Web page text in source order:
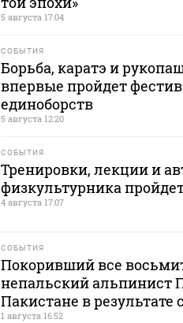
5 августа 17:04
СОБЫТИЯ
Борьба, каратэ и
впервые пройдет
единоборств
5 августа 12:20
СОБЫТИЯ
Тренировки, лекции и
физкультурника
4 августа 17:07
СОБЫТИЯ
Покоривший все
непальский альпинист
Пакистане в результате
1 августа 16:52